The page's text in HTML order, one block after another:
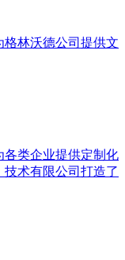
林沃德公司提供文
各类企业提供定制化
术有限公司打造了